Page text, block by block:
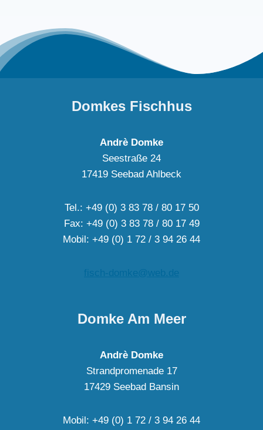
Domkes Fischhus
Andrè Domke
Seestraße 24
17419 Seebad Ahlbeck
Tel.: +49 (0) 3 83 78 / 80 17 50
Fax: +49 (0) 3 83 78 / 80 17 49
Mobil: +49 (0) 1 72 / 3 94 26 44
fisch-domke@web.de
Domke Am Meer
Andrè Domke
Strandpromenade 17
17429 Seebad Bansin
Mobil: +49 (0) 1 72 / 3 94 26 44